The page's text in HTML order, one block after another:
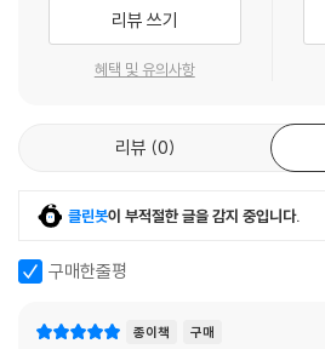
리뷰 쓰기
혜택 및 유의사항
리뷰 0
클린봇이 부적절한 글을 감지 중입니다.
구매한줄평
종이책 구매